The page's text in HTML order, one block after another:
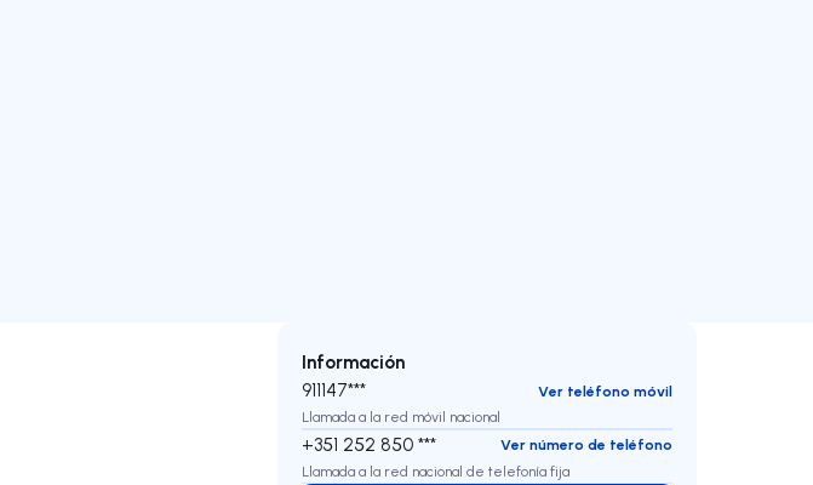
Información
911147***
Ver teléfono móvil
Llamada a la red móvil nacional
+351 252 850 ***
Ver número de teléfono
Llamada a la red nacional de telefonía fija